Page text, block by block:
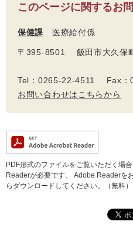
このページに関するお
保健課 医療給付係
〒395-8501 飯田市大久保
Tel：0265-22-4511 Fax
お問い合わせはこちらから
PDF形式のファイルをご覧いただく場
Readerが必要です。
Adobe Readerを
らダウンロードしてください。（無料）